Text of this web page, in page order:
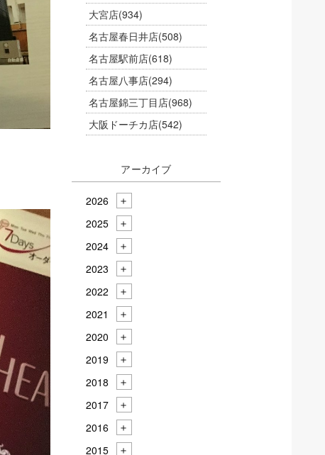
大宮店(934)
名古屋春日井店(508)
名古屋駅前店(618)
名古屋八事店(294)
名古屋錦三丁目店(968)
大阪ドーチカ店(542)
アーカイブ
2026
2025
2024
2023
2022
2021
2020
2019
2018
2017
2016
2015